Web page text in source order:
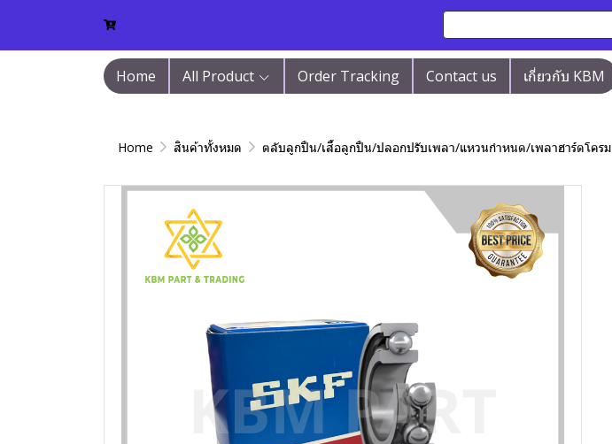
Home All Product Order Tracking Contact us เกี่ยวกับ KBM
Home สินค้าทั้งหมด ตลับลูกปืน/เสื้อลูกปืน/ปลอกปรับเพลา/แหวนกำหนด/เพลาฮาร์ดโครม